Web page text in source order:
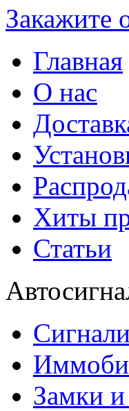
Закажите
Главная
О нас
Хиты
Статьи
Замки